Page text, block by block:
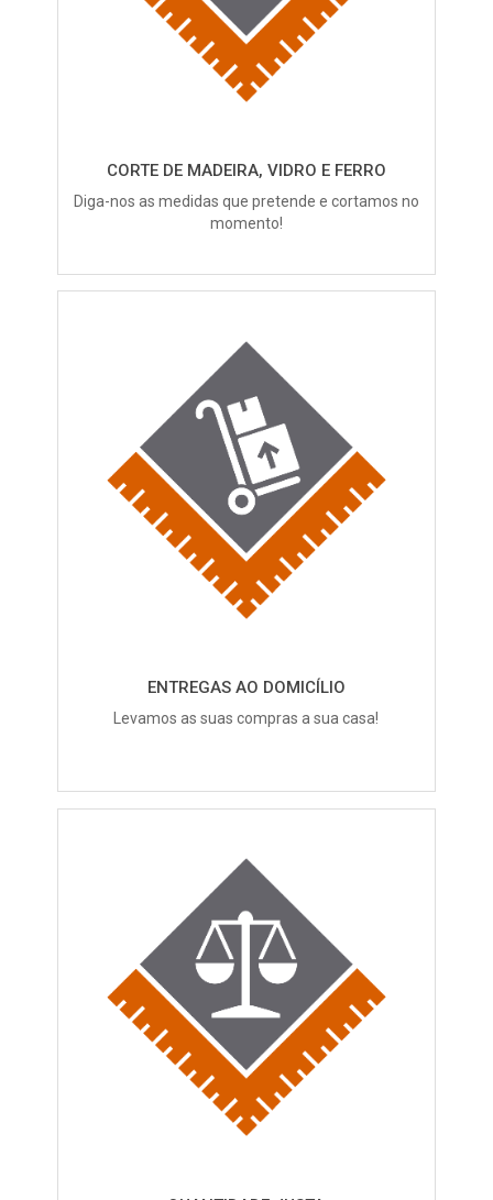
CORTE DE MADEIRA, VIDRO E FERRO
Diga-nos as medidas que pretende e cortamos no
momento!
ENTREGAS AO DOMICÍLIO
Levamos as suas compras a sua casa!